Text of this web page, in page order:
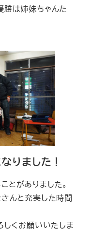
勝は姉妹ちゃんた
りました！
とがありました。
んと充実した時間
くお願いいたしま